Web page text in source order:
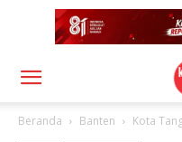
Beranda Banten Kota